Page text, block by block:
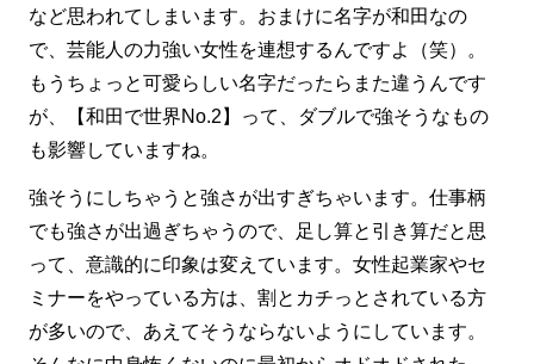
など思われてしまいます。おまけに名字が和田なの
で、芸能人の力強い女性を連想するんですよ（笑）。
もうちょっと可愛らしい名字だったらまた違うんです
が、【和田で世界No.2】って、ダブルで強そうなもの
も影響していますね。
強そうにしちゃうと強さが出すぎちゃいます。仕事柄
でも強さが出過ぎちゃうので、足し算と引き算だと思
って、意識的に印象は変えています。女性起業家やセ
ミナーをやっている方は、割とカチっとされている方
が多いので、あえてそうならないようにしています。